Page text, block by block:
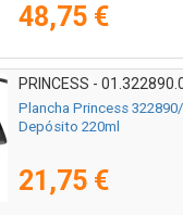
48,75 €
PRINCESS -
Plancha Princess
Depósito 220ml
21,75 €